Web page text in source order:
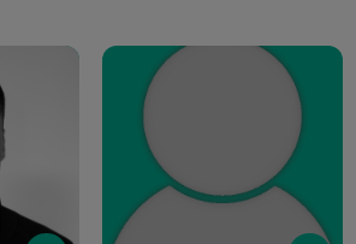
costas.christodoulou@cut.ac.cy